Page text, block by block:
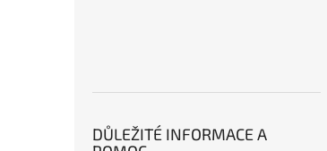
DŮLEŽITÉ INFORMACE A